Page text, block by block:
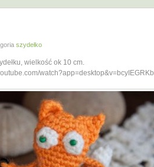
szydełko
wielkość ok 10 cm.